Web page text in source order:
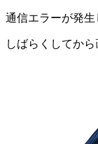
通信エラーが発生
しばらくしてか